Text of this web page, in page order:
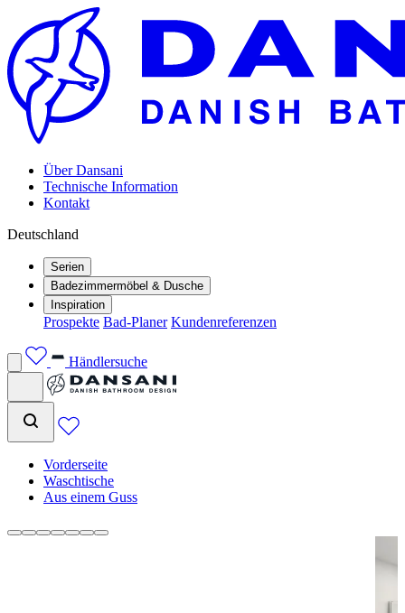
Über Dansani
Technische Information
Kontakt
Deutschland
Serien
Badezimmermöbel & Dusche
Inspiration
Prospekte Bad-Planer Kundenreferenzen
Händlersuche
Vorderseite
Waschtische
Aus einem Guss